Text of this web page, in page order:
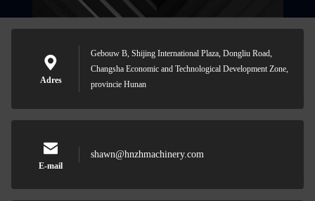
Adres
Gebouw B, Shijing International Plaza, Dongliu Road,
Changsha Economic and Technological Development Zone,
provincie Hunan
E-mail
shawn@hnzhmachinery.com